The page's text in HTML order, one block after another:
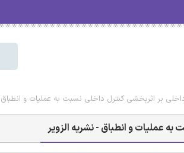
بر اثربخشی کنترل داخلی نسبت به عملیات و انطباق
عملیات و انطباق - نشریه الزویر